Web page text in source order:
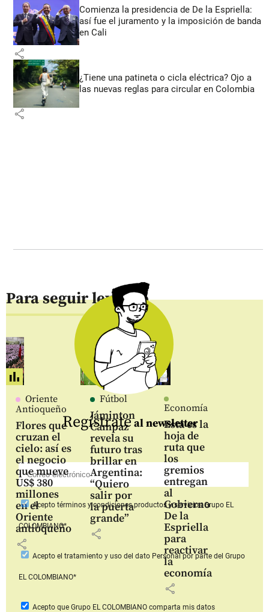
Comienza la presidencia de De la Espriella:
así fue el juramento y la imposición de banda
en Cali
share
¿Tiene una patineta o cicla eléctrica? Ojo a
las nuevas reglas para circular en Colombia
share
Para seguir leyendo
Oriente
Antioqueño
Flores que
cruzan el
cielo: así es
el negocio
que mueve
US$ 380
millones
en el
Oriente
antioqueño
share
Fútbol
Jáminton
Campaz
revela su
futuro tras
brillar en
Argentina:
“Quiero
salir por
la puerta
grande”
share
Economía
Esta es la
hoja de
ruta que
los
gremios
entregan
al
Gobierno
De la
Espriella
para
reactivar
la
economía
share
Regístrateal newsletter
Aceptotérminos y condiciones productos y serviciosGrupo EL
COLOMBIANO*
Acepto el tratamiento y uso del dato Personalpor parte del Grupo
EL COLOMBIANO*
Acepto que Grupo EL COLOMBIANOcomparta mis datos